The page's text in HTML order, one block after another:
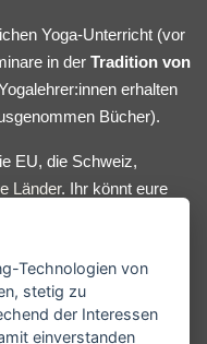
Yoga-Unterricht (vor
in der Tradition von
erhalten
Bücher).
EU, die Schweiz,
Länder. Ihr könnt eure
oder nach Absprache
oder
Technologien von
stetig zu
der Interessen
einverstanden